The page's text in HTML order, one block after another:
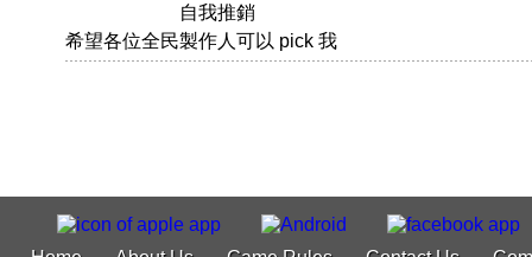
自我推銷
希望各位全民製作人可以 pick 我